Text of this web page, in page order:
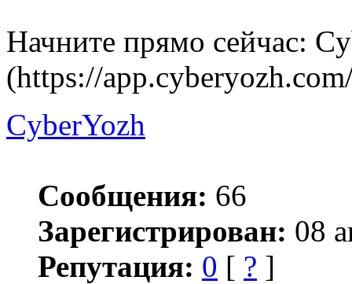
Начните прямо сейчас:
(https://
CyberYozh
Сообщения: 66
Зарегистрирован: 08
Репутация: 0 [ ? ]